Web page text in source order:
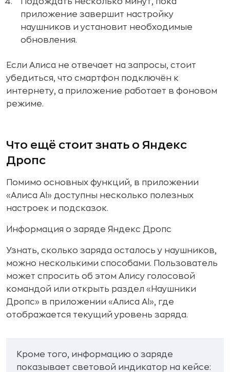
приложение завершит настройку
наушников и установит необходимые
обновления.
Если Алиса не отвечает на запросы, стоит
убедиться, что смартфон подключён к
интернету, а приложение работает в фоновом
режиме.
Что ещё стоит знать о Яндекс
Дропс
Помимо основных функций, в приложении
«Алиса AI» доступны несколько полезных
настроек и подсказок.
Информация о заряде Яндекс Дропс
Узнать, сколько заряда осталось у наушников,
можно несколькими способами. Пользователь
может спросить об этом Алису голосовой
командой или открыть раздел «Наушники
Дропс» в приложении «Алиса AI», где
отображается текущий уровень заряда.
Кроме того, информацию о заряде
показывает световой индикатор на кейсе: